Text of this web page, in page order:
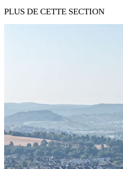
PLUS DE CETTE SECTION